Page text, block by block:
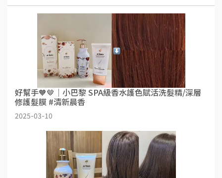
好幫手🧡🤎｜小巴黎 SPA級香水護色賦活洗髮精/深層
修護髮膜 #清新晨香
2025-03-10